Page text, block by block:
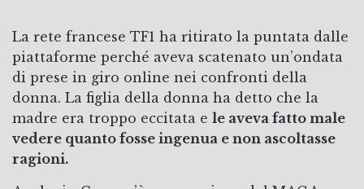
La rete francese TF1 ha ritirato la puntata dalle
piattaforme perché aveva scatenato un’ondata
di prese in giro online nei confronti della
donna. La figlia della donna ha detto che la
madre era troppo eccitata e le aveva fatto male
vedere quanto fosse ingenua e non ascoltasse
ragioni.